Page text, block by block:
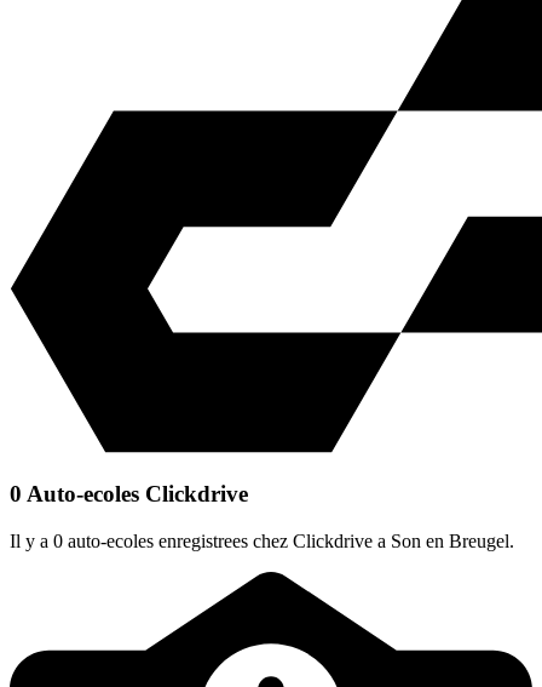
0 Auto-ecoles Clickdrive
Il y a 0 auto-ecoles enregistrees chez Clickdrive a Son en Breugel.